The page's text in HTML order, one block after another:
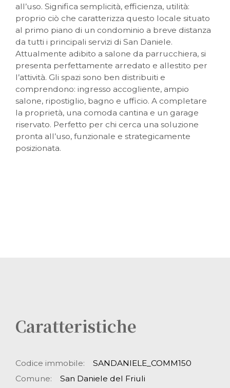
all’uso. Significa semplicità, efficienza, utilità:
proprio ciò che caratterizza questo locale situato
al primo piano di un condominio a breve distanza
da tutti i principali servizi di San Daniele.
Attualmente adibito a salone da parrucchiera, si
presenta perfettamente arredato e allestito per
l’attività. Gli spazi sono ben distribuiti e
comprendono: ingresso accogliente, ampio
salone, ripostiglio, bagno e ufficio. A completare
la proprietà, una comoda cantina e un garage
riservato. Perfetto per chi cerca una soluzione
pronta all’uso, funzionale e strategicamente
posizionata.
Caratteristiche
Codice immobile:
SANDANIELE_COMM150
Comune:
San Daniele del Friuli